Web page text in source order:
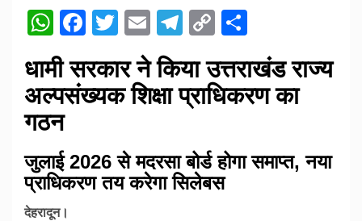
WhatsApp
Facebook
Twitter
EmailTelegram
Copy
धामी सरकार ने किया उत्तराखंड राज्य
अल्पसंख्यक शिक्षा प्राधिकरण का
गठन
जुलाई 2026 से मदरसा बोर्ड होगा समाप्त, नया
प्राधिकरण तय करेगा सिलेबस
देहरादून।